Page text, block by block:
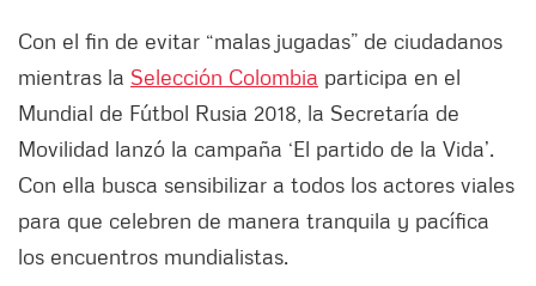
Con el fin de evitar “malas jugadas” de ciudadanos
mientras la Selección Colombia participa en el
Mundial de Fútbol Rusia 2018, la Secretaría de
Movilidad lanzó la campaña ‘El partido de la Vida’.
Con ella busca sensibilizar a todos los actores viales
para que celebren de manera tranquila y pacífica
los encuentros mundialistas.